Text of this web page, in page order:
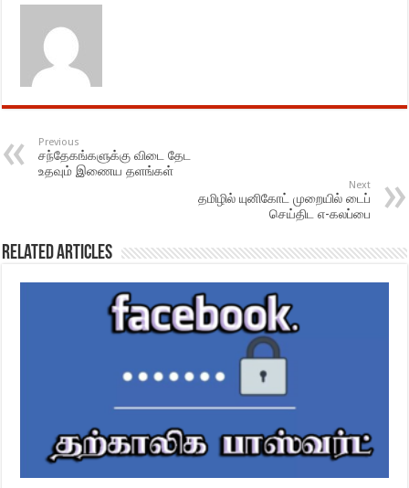
Previous
சந்தேகங்களுக்கு விடை தேட
உதவும் இணைய தளங்கள்
Next
தமிழில் யுனிகோட் முறையில் டைப்
செய்திட எ-கலப்பை
Related Articles